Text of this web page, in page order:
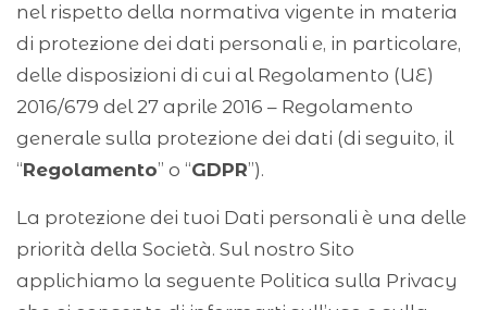
nel rispetto della normativa vigente in materia
di protezione dei dati personali e, in particolare,
delle disposizioni di cui al Regolamento (UE)
2016/679 del 27 aprile 2016 – Regolamento
generale sulla protezione dei dati (di seguito, il
“Regolamento” o “GDPR”).
La protezione dei tuoi Dati personali è una delle
priorità della Società. Sul nostro Sito
applichiamo la seguente Politica sulla Privacy